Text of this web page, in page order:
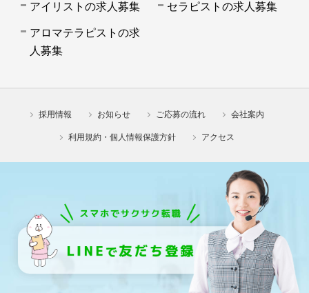
アイリストの求人募集 セラピストの求人募集
アロマテラピストの求
人募集
採用情報 お知らせ ご応募の流れ 会社案内
利用規約・個人情報保護方針 アクセス